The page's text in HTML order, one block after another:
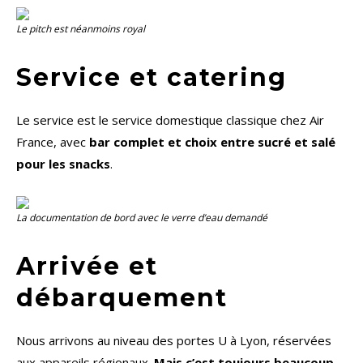
Lepitchest néanmoins royal
Service et catering
Le service est le service domestique classique chez Air
France, avec bar complet et choix entre sucré et salé
pour les snacks.
La documentation de bord avec le verre d’eau demandé
Arrivée et
débarquement
Nous arrivons au niveau des portes U à Lyon, réservées